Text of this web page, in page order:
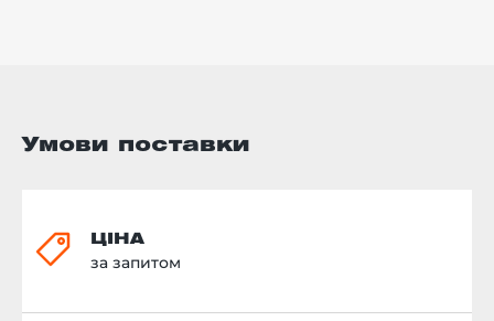
Умови поставки
ЦІНА
за запитом